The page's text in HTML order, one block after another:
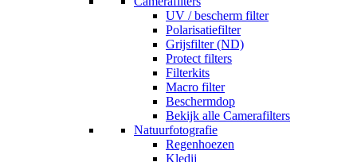
UV / bescherm filter
Polarisatiefilter
Grijsfilter (ND)
Protect filters
Filterkits
Macro filter
Beschermdop
Bekijk alle Camerafilters
Natuurfotografie
Regenhoezen
Kledij